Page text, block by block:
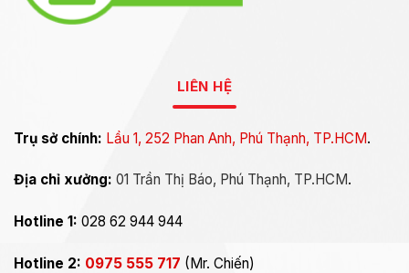
LIÊN HỆ
Trụ sở chính: Lầu 1, 252 Phan Anh, Phú Thạnh, TP.HCM.
Địa chỉ xưởng: 01 Trần Thị Báo, Phú Thạnh, TP.HCM.
Hotline 1: 028 62 944 944
Hotline 2: 0975 555 717 (Mr. Chiến)